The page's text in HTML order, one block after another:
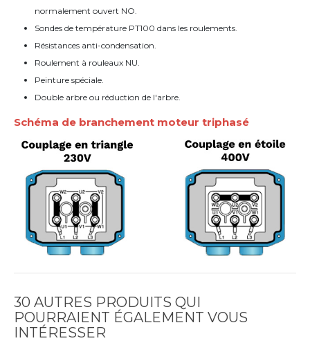
normalement ouvert NO.
Sondes de température PT100 dans les roulements.
Résistances anti-condensation.
Roulement à rouleaux NU.
Peinture spéciale.
Double arbre ou réduction de l'arbre.
Schéma de branchement moteur triphasé
30 AUTRES PRODUITS QUI
POURRAIENT ÉGALEMENT VOUS
INTÉRESSER